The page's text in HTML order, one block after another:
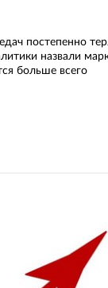
постепенно
назвали
больше всего